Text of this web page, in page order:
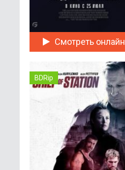
Смотреть онлайн
BDRip